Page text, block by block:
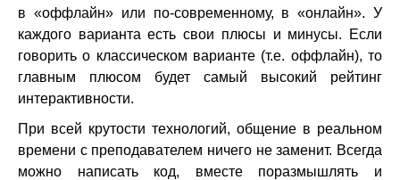
в «оффлайн» или по-современному, в «онлайн». У
каждого варианта есть свои плюсы и минусы. Если
говорить о классическом варианте (т.е. оффлайн), то
главным плюсом будет самый высокий рейтинг
интерактивности.
При всей крутости технологий, общение в реальном
времени с преподавателем ничего не заменит. Всегда
можно написать код, вместе поразмышлять и